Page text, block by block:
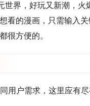
世界，好玩又新潮，
看的漫画，只需输入
很方便的。
用户需求，这里应有